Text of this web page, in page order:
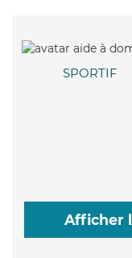
SPORTIF
Afficher